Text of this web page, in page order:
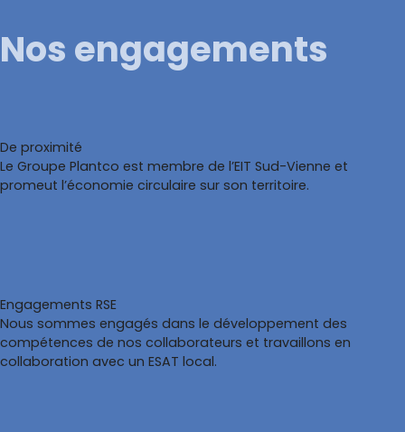
Nos projets
solutions paysagères à travers des projets concrets réalisés
pour les collectivités, entreprises et professionnels du
paysage.
Forêt urbaine de l’Hôtel de Ville de Paris